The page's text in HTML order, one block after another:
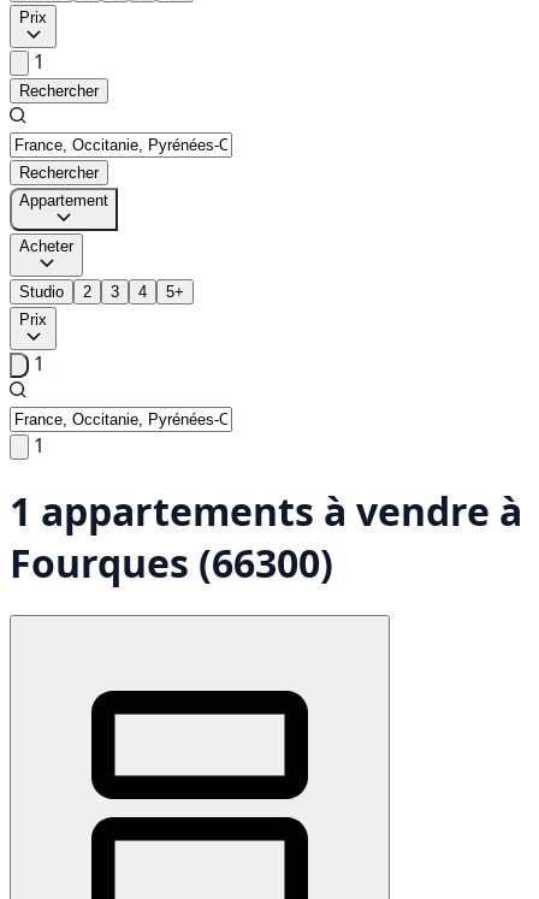
Prix
1
Rechercher
Rechercher
Appartement
Acheter
Studio 2 3 4
5+
Prix
1
1
1 appartements à vendre à
Fourques (66300)